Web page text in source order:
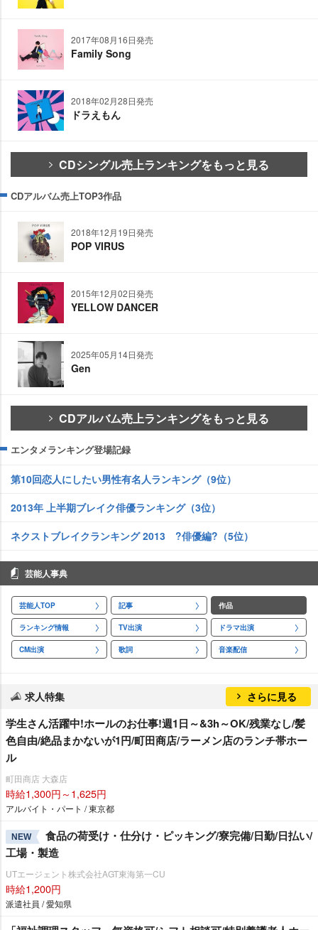
2017年08月16日発売
Family Song
2018年02月28日発売
ドラえもん
CDシングル売上ランキングをもっと見る
CDアルバム売上TOP3作品
2018年12月19日発売
POP VIRUS
2015年12月02日発売
YELLOW DANCER
2025年05月14日発売
Gen
CDアルバム売上ランキングをもっと見る
エンタメランキング登場記録
第10回恋人にしたい男性有名人ランキング（9位）
2013年 上半期ブレイク俳優ランキング（3位）
ネクストブレイクランキング 2013 ?俳優編?（5位）
芸能人事典
芸能人TOP 記事 作品
ランキング情報 TV出演 ドラマ出演
CM出演 歌詞 音楽配信
求人特集 さらに見る
学生さん活躍中!ホールのお仕事!週1日～&3h～OK/残業なし/髪
色自由/絶品まかないが1円/町田商店/ラーメン店のランチ帯ホー
ル
町田商店 大森店
時給1,300円～1,625円
アルバイト・パート / 東京都
NEW
食品の荷受け・仕分け・ピッキング/寮完備/日勤/日払い/
工場・製造
UTエージェント株式会社AGT東海第一CU
時給1,200円
派遣社員 / 愛知県